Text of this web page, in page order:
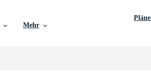
Mehr
Pläne